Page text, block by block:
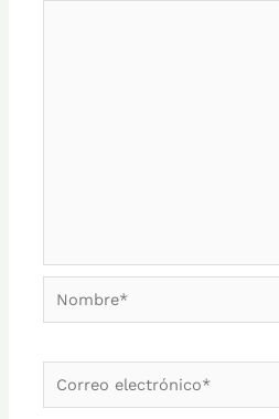
Nombre*
Correo
electrónico*